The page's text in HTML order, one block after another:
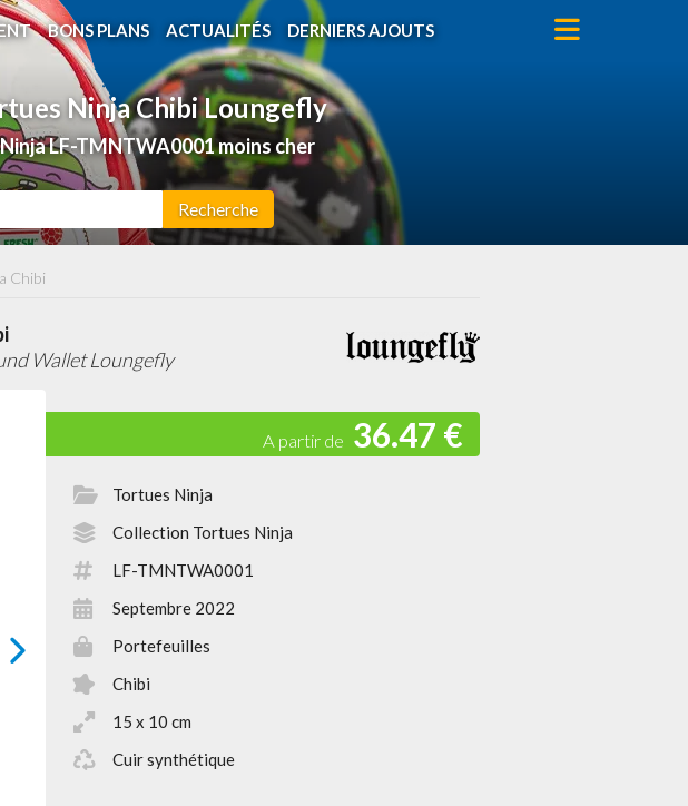
BONS PLANS ACTUALITÉS DERNIERS AJOUTS
Ninja Chibi Loungefly
LF-TMNTWA0001 moins cher
Recherche
Chibi
Wallet Loungefly
Tortues Ninja
Collection Tortues Ninja
LF-TMNTWA0001
Septembre 2022
Portefeuilles
Chibi
15 x 10 cm
Cuir synthétique
36.47 €